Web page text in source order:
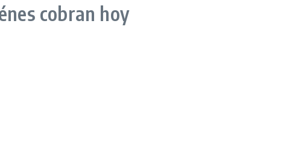
cobran hoy